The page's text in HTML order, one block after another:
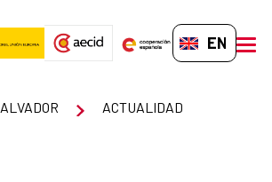
EN-GB
ACTUALIDAD